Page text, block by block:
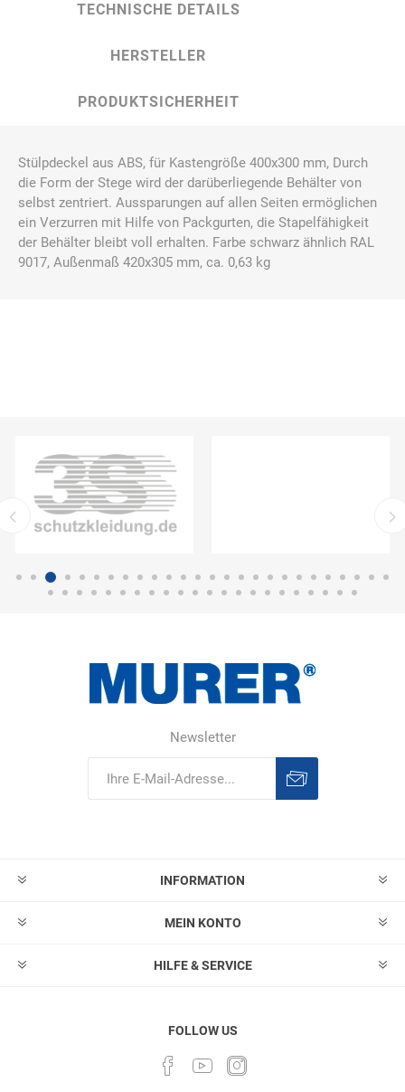
TECHNISCHE DETAILS
HERSTELLER
PRODUKTSICHERHEIT
Stülpdeckel aus ABS, für Kastengröße 400x300 mm, Durch
die Form der Stege wird der darüberliegende Behälter von
selbst zentriert. Aussparungen auf allen Seiten ermöglichen
ein Verzurren mit Hilfe von Packgurten, die Stapelfähigkeit
der Behälter bleibt voll erhalten. Farbe schwarz ähnlich RAL
9017, Außenmaß 420x305 mm, ca. 0,63 kg
Newsletter
INFORMATION
MEIN KONTO
HILFE & SERVICE
FOLLOW US